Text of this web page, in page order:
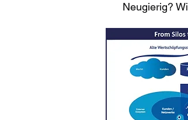
Neugierig?